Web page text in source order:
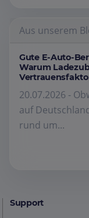
Aus unserem
Gute E-Auto-
Warum
20.07.2026 -
auf
rund um...
Support